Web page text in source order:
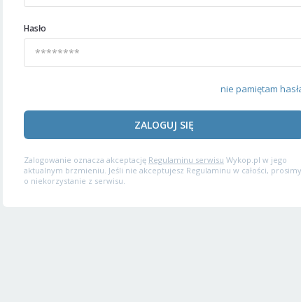
Hasło
nie pamiętam
ZALOGUJ SIĘ
Zalogowanie oznacza akceptację Regulaminu serwisu Wykop.pl w jego
aktualnym brzmieniu. Jeśli nie akceptujesz Regulaminu w całości, prosimy
o niekorzystanie z serwisu.